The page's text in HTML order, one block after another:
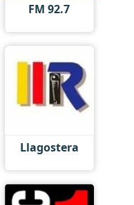
FM 92.7
Llagostera